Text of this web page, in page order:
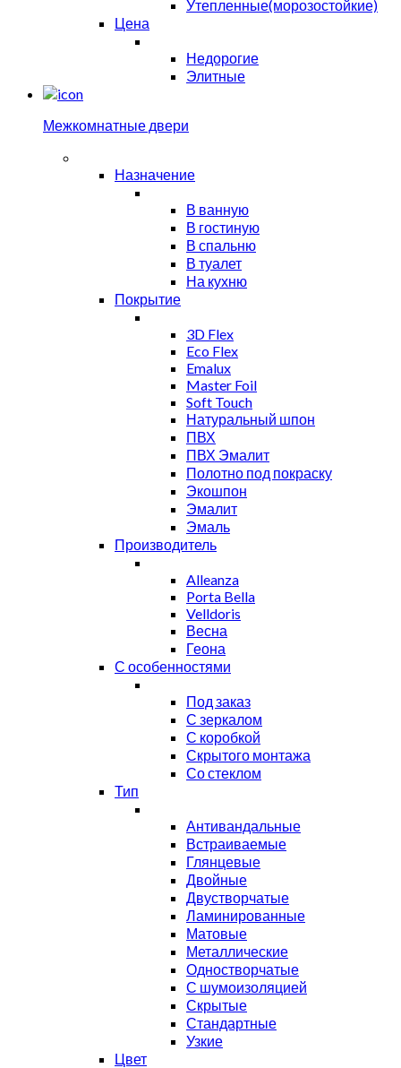
Утепленные(морозостойкие)
Цена
Недорогие
Элитные
Межкомнатные двери
Назначение
В ванную
В гостиную
В спальню
В туалет
На кухню
Покрытие
3D Flex
Eco Flex
Emalux
Master Foil
Soft Touch
Натуральный шпон
ПВХ
ПВХ Эмалит
Полотно под покраску
Экошпон
Эмалит
Эмаль
Производитель
Alleanza
Porta Bella
Velldoris
Весна
Геона
С особенностями
Под заказ
С зеркалом
С коробкой
Скрытого монтажа
Со стеклом
Тип
Антивандальные
Встраиваемые
Глянцевые
Двойные
Двустворчатые
Ламинированные
Матовые
Металлические
Одностворчатые
С шумоизоляцией
Скрытые
Стандартные
Узкие
Цвет